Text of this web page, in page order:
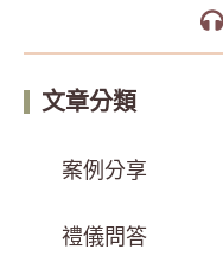
文章分類
案例分享
禮儀問答